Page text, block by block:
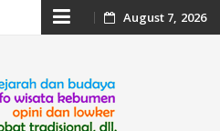
Skip
content
August 7, 2026